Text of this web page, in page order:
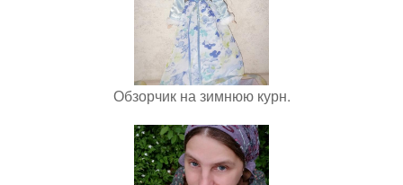
Обзорчик на зимнюю курн.